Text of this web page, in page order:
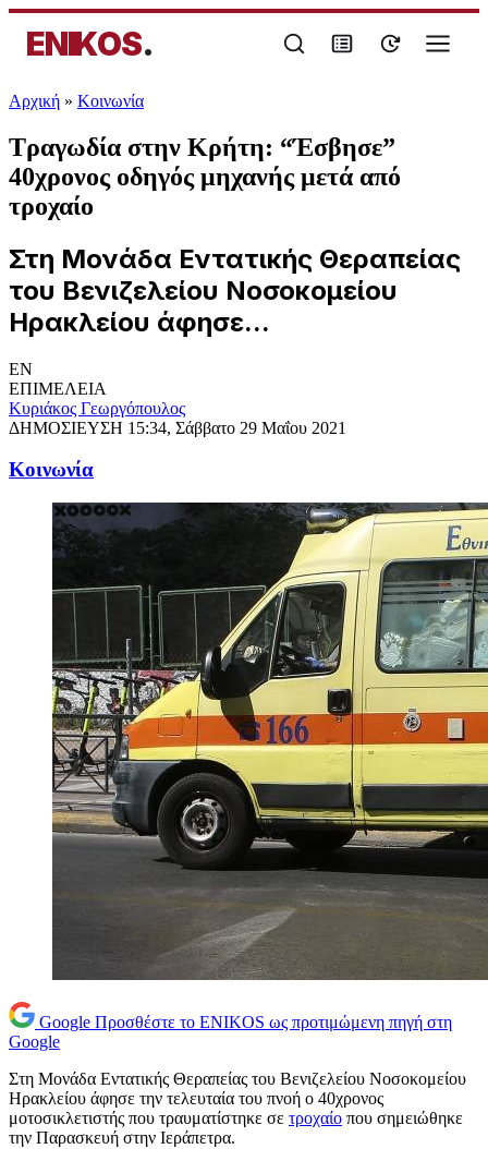
ENIKOS.
Αρχική » Κοινωνία
Τραγωδία στην Κρήτη: “Έσβησε”
40χρονος οδηγός μηχανής μετά από
τροχαίο
Στη Μονάδα Εντατικής Θεραπείας
του Βενιζελείου Νοσοκομείου
Ηρακλείου άφησε...
EN
ΕΠΙΜΕΛΕΙΑ
Κυριάκος Γεωργόπουλος
ΔΗΜΟΣΙΕΥΣΗ 15:34, Σάββατο 29 Μαΐου 2021
Κοινωνία
Google Προσθέστε το ENIKOS ως προτιμώμενη πηγή στη
Google
Στη Μονάδα Εντατικής Θεραπείας του Βενιζελείου Νοσοκομείου
Ηρακλείου άφησε την τελευταία του πνοή ο 40χρονος
μοτοσικλετιστής που τραυματίστηκε σε τροχαίο που σημειώθηκε
την Παρασκευή στην Ιεράπετρα.